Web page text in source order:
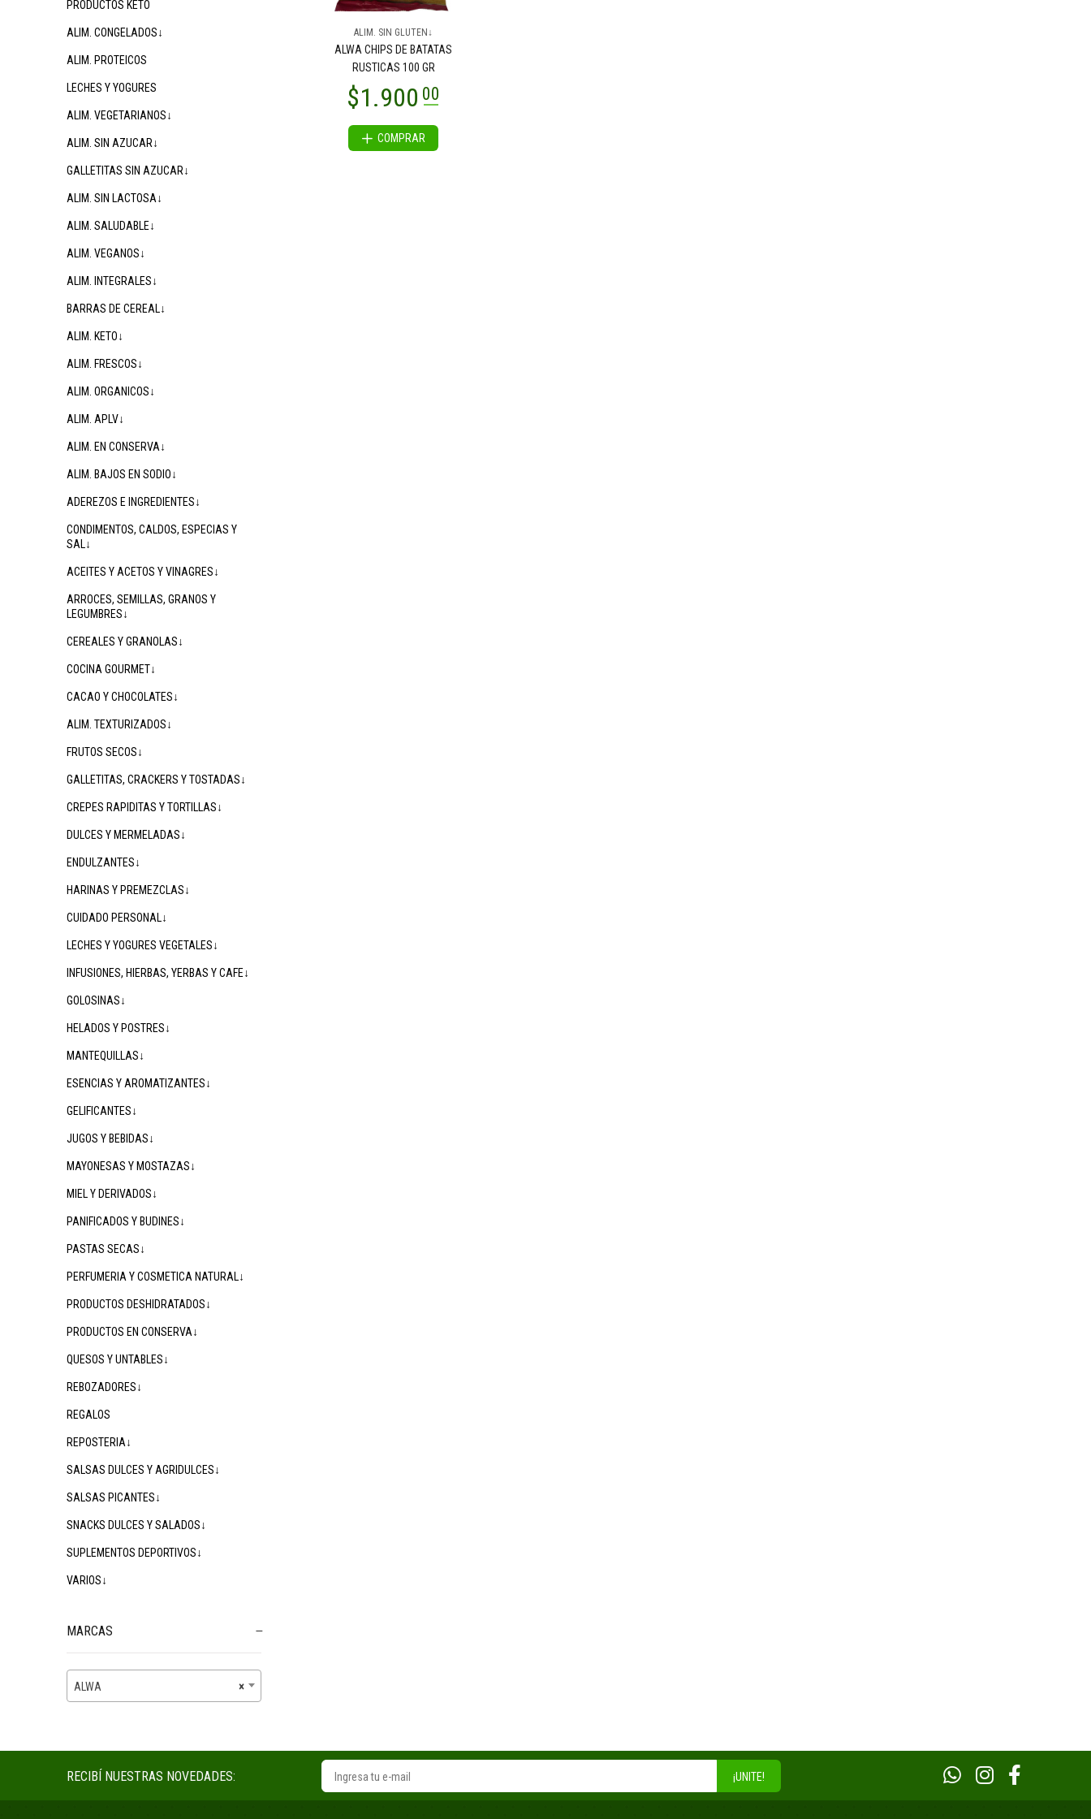
PRODUCTOS KETO
ALIM. CONGELADOS↓
ALIM. PROTEICOS
LECHES Y YOGURES
ALIM. VEGETARIANOS↓
ALIM. SIN AZUCAR↓
GALLETITAS SIN AZUCAR↓
ALIM. SIN LACTOSA↓
ALIM. SALUDABLE↓
ALIM. VEGANOS↓
ALIM. INTEGRALES↓
BARRAS DE CEREAL↓
ALIM. KETO↓
ALIM. FRESCOS↓
ALIM. ORGANICOS↓
ALIM. APLV↓
ALIM. EN CONSERVA↓
ALIM. BAJOS EN SODIO↓
ADEREZOS E INGREDIENTES↓
CONDIMENTOS, CALDOS, ESPECIAS Y
SAL↓
ACEITES Y ACETOS Y VINAGRES↓
ARROCES, SEMILLAS, GRANOS Y
LEGUMBRES↓
CEREALES Y GRANOLAS↓
COCINA GOURMET↓
CACAO Y CHOCOLATES↓
ALIM. TEXTURIZADOS↓
FRUTOS SECOS↓
GALLETITAS, CRACKERS Y TOSTADAS↓
CREPES RAPIDITAS Y TORTILLAS↓
DULCES Y MERMELADAS↓
ENDULZANTES↓
HARINAS Y PREMEZCLAS↓
CUIDADO PERSONAL↓
LECHES Y YOGURES VEGETALES↓
INFUSIONES, HIERBAS, YERBAS Y CAFE↓
GOLOSINAS↓
HELADOS Y POSTRES↓
MANTEQUILLAS↓
ESENCIAS Y AROMATIZANTES↓
GELIFICANTES↓
JUGOS Y BEBIDAS↓
MAYONESAS Y MOSTAZAS↓
MIEL Y DERIVADOS↓
PANIFICADOS Y BUDINES↓
PASTAS SECAS↓
PERFUMERIA Y COSMETICA NATURAL↓
PRODUCTOS DESHIDRATADOS↓
PRODUCTOS EN CONSERVA↓
QUESOS Y UNTABLES↓
REBOZADORES↓
REGALOS
REPOSTERIA↓
SALSAS DULCES Y AGRIDULCES↓
SALSAS PICANTES↓
SNACKS DULCES Y SALADOS↓
SUPLEMENTOS DEPORTIVOS↓
VARIOS↓
MARCAS
×
ALWA
ALIM. SIN GLUTEN↓
ALWA CHIPS DE BATATAS
RUSTICAS 100 GR
COMPRAR
RECIBÍ NUESTRAS NOVEDADES: ¡UNITE!